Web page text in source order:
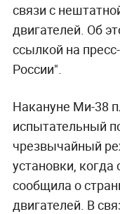
связи с
двигателей. Об
ссылкой на
России".
Накануне Ми-38
испытательный
чрезвычайный
установки,
сообщила о
двигателей. В